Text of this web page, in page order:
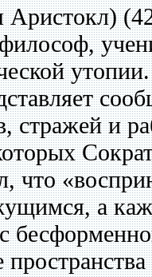
Аристокл)
стражей и
что
а